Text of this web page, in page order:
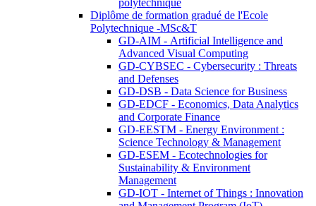
polytechnique
Diplôme de formation gradué de l'Ecole
Polytechnique -MSc&T
GD-AIM - Artificial Intelligence and
Advanced Visual Computing
GD-CYBSEC - Cybersecurity : Threats
and Defenses
GD-DSB - Data Science for Business
GD-EDCF - Economics, Data Analytics
and Corporate Finance
GD-EESTM - Energy Environment :
Science Technology & Management
GD-ESEM - Ecotechnologies for
Sustainability & Environment
Management
GD-IOT - Internet of Things : Innovation